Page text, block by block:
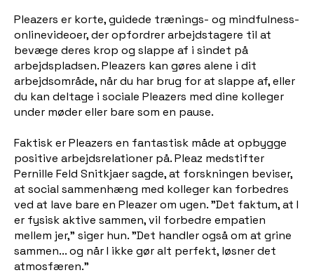
Pleazers er korte, guidede trænings- og mindfulness-
onlinevideoer, der opfordrer arbejdstagere til at
bevæge deres krop og slappe af i sindet på
arbejdspladsen. Pleazers kan gøres alene i dit
arbejdsområde, når du har brug for at slappe af, eller
du kan deltage i sociale Pleazers med dine kolleger
under møder eller bare som en pause.
Faktisk er Pleazers en fantastisk måde at opbygge
positive arbejdsrelationer på. Pleaz medstifter
Pernille Feld Snitkjaer sagde, at forskningen beviser,
at social sammenhæng med kolleger kan forbedres
ved at lave bare en Pleazer om ugen. "Det faktum, at I
er fysisk aktive sammen, vil forbedre empatien
mellem jer," siger hun. "Det handler også om at grine
sammen... og når I ikke gør alt perfekt, løsner det
atmosfæren."